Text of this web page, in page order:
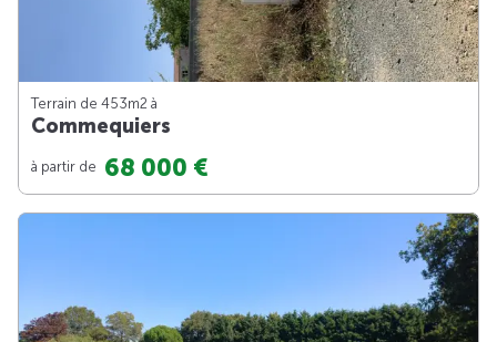
Terrain de 453m2 à
Commequiers
à partir de 68 000 €